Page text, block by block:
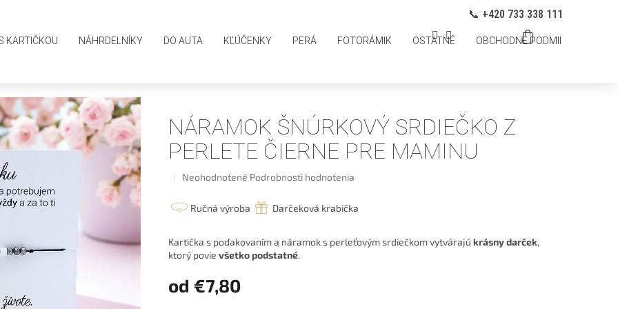
📞 +420 733 338 111
Prihlásenie
NÁKUPNÝ
KARTIČKOU NÁHRDELNÍKY DO AUTA KĽÚČENKY PERÁ FOTORÁMIK OSTATNÉ OBCHODNÉ PODMIENKY
z perlete čierne pre maminu
NÁRAMOK ŠNÚRKOVÝ SRDIEČKO Z
PERLETE ČIERNE PRE MAMINU
Priemerné
produktu
z
5
Neohodnotené Podrobnosti hodnotenia
Ručná výroba Darčeková krabička
Kartička s poďakovaním a náramok s perleťovým srdiečkom vytvárajú krásny darček,
ktorý povie všetko podstatné.
od €7,80